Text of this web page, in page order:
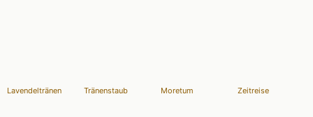
Lavendeltränen Tränenstaub Moretum Zeitreise